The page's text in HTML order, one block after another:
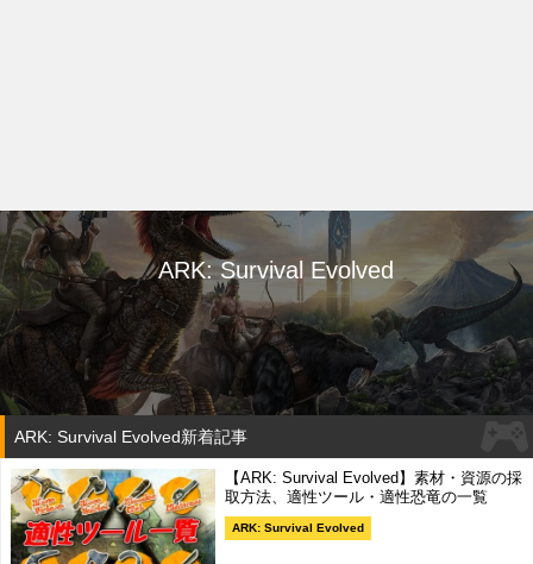
ARK: Survival Evolved
ARK: Survival Evolved新着記事
【ARK: Survival Evolved】素材・資源の採
取方法、適性ツール・適性恐竜の一覧
ARK: Survival Evolved